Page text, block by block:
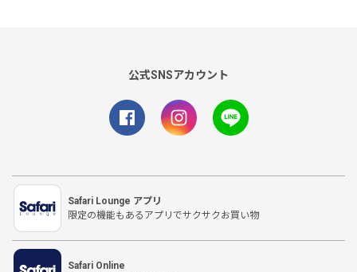
公式SNSアカウント
Safari Lounge アプリ
限定の機能もあるアプリでサクサクお買い物
Safari Online